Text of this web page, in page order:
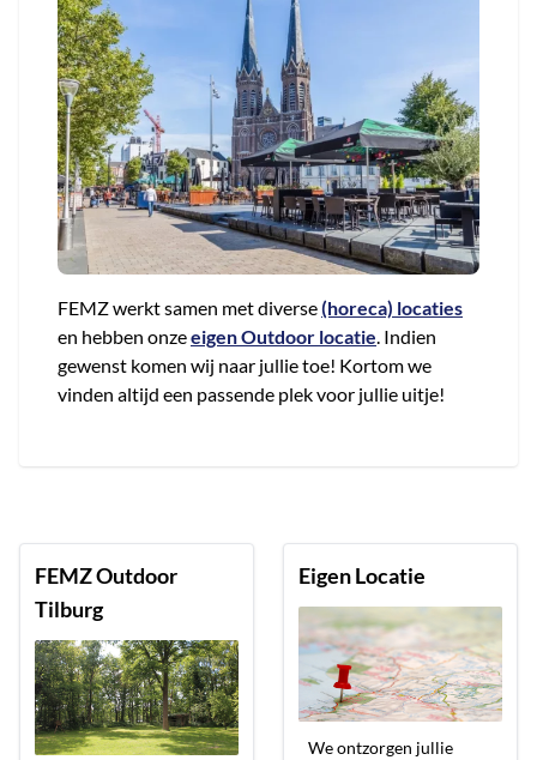
FEMZ werkt samen met diverse(horeca) locaties
en hebben onzeeigen Outdoor locatie. Indien
gewenst komen wij naar jullie toe! Kortom we
vinden altijd een passende plek voor jullie uitje!
FEMZ Outdoor
Tilburg
Eigen Locatie
We ontzorgen jullie